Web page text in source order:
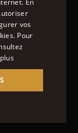
S.R.L
SUR
PAIEMENT
(SIMPLIFIED)
En
vos
Pour